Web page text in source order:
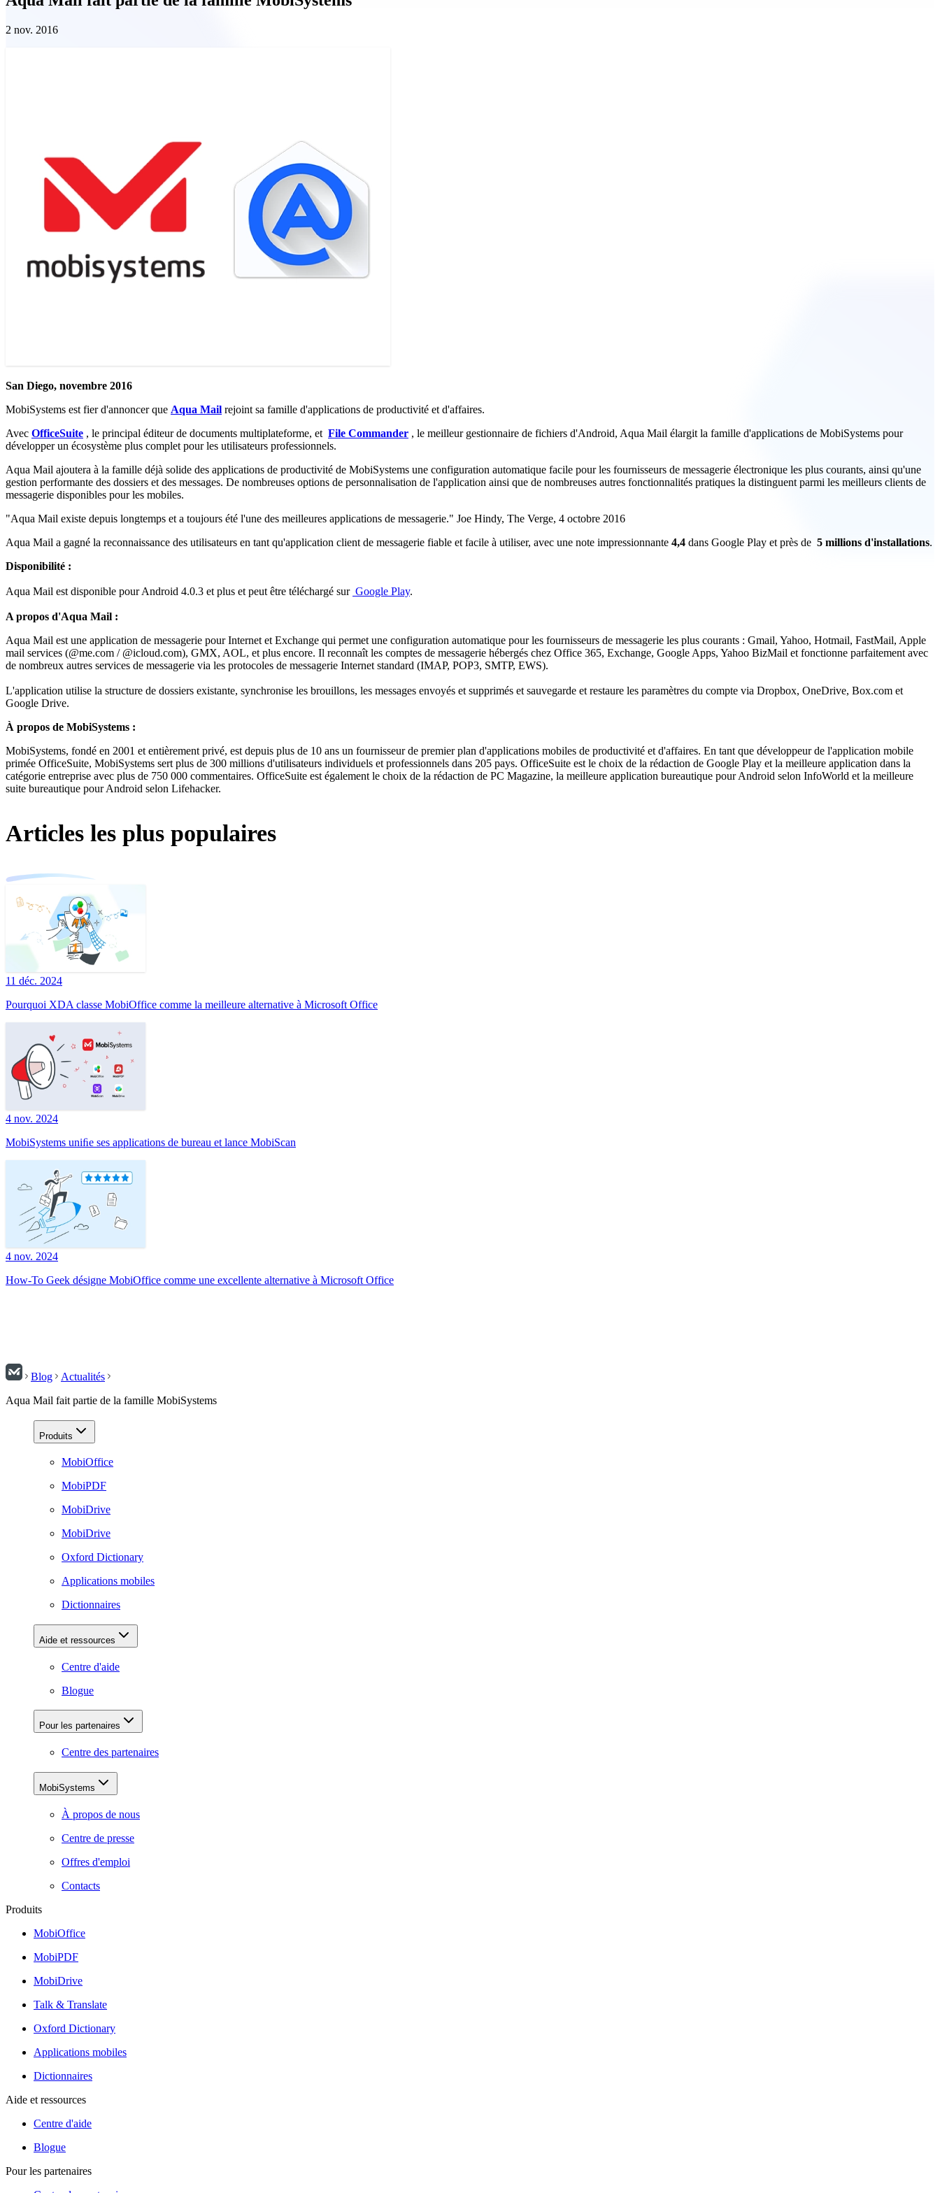
2 nov. 2016
San Diego, novembre 2016
MobiSystems est fier d'annoncer que Aqua Mail rejoint sa famille d'applications de productivité et d'affaires.
Avec OfficeSuite , le principal éditeur de documents multiplateforme, et File Commander , le meilleur gestionnaire de fichiers d'Android, Aqua Mail élargit la famille d'applications de MobiSystems pour
développer un écosystème plus complet pour les utilisateurs professionnels.
Aqua Mail ajoutera à la famille déjà solide des applications de productivité de MobiSystems une configuration automatique facile pour les fournisseurs de messagerie électronique les plus courants, ainsi qu'une
gestion performante des dossiers et des messages. De nombreuses options de personnalisation de l'application ainsi que de nombreuses autres fonctionnalités pratiques la distinguent parmi les meilleurs clients de
messagerie disponibles pour les mobiles.
"Aqua Mail existe depuis longtemps et a toujours été l'une des meilleures applications de messagerie." Joe Hindy, The Verge, 4 octobre 2016
Aqua Mail a gagné la reconnaissance des utilisateurs en tant qu'application client de messagerie fiable et facile à utiliser, avec une note impressionnante 4,4 dans Google Play et près de 5 millions d'installations.
Disponibilité :
Aqua Mail est disponible pour Android 4.0.3 et plus et peut être téléchargé sur Google Play.
A propos d'Aqua Mail :
Aqua Mail est une application de messagerie pour Internet et Exchange qui permet une configuration automatique pour les fournisseurs de messagerie les plus courants : Gmail, Yahoo, Hotmail, FastMail, Apple
mail services (@me.com / @icloud.com), GMX, AOL, et plus encore. Il reconnaît les comptes de messagerie hébergés chez Office 365, Exchange, Google Apps, Yahoo BizMail et fonctionne parfaitement avec
de nombreux autres services de messagerie via les protocoles de messagerie Internet standard (IMAP, POP3, SMTP, EWS).
L'application utilise la structure de dossiers existante, synchronise les brouillons, les messages envoyés et supprimés et sauvegarde et restaure les paramètres du compte via Dropbox, OneDrive, Box.com et
Google Drive.
À propos de MobiSystems :
MobiSystems, fondé en 2001 et entièrement privé, est depuis plus de 10 ans un fournisseur de premier plan d'applications mobiles de productivité et d'affaires. En tant que développeur de l'application mobile
primée OfficeSuite, MobiSystems sert plus de 300 millions d'utilisateurs individuels et professionnels dans 205 pays. OfficeSuite est le choix de la rédaction de Google Play et la meilleure application dans la
catégorie entreprise avec plus de 750 000 commentaires. OfficeSuite est également le choix de la rédaction de PC Magazine, la meilleure application bureautique pour Android selon InfoWorld et la meilleure
suite bureautique pour Android selon Lifehacker.
Articles les plus populaires
11 déc. 2024
Pourquoi XDA classe MobiOffice comme la meilleure alternative à Microsoft Office
4 nov. 2024
MobiSystems uniﬁe ses applications de bureau et lance MobiScan
4 nov. 2024
How-To Geek désigne MobiOffice comme une excellente alternative à Microsoft Office
Blog
Actualités
Aqua Mail fait partie de la famille MobiSystems
Produits
MobiOffice
MobiPDF
MobiDrive
MobiDrive
Oxford Dictionary
Applications mobiles
Dictionnaires
Aide et ressources
Centre d'aide
Blogue
Pour les partenaires
Centre des partenaires
MobiSystems
À propos de nous
Centre de presse
Offres d'emploi
Contacts
Produits
MobiOffice
MobiPDF
MobiDrive
Talk & Translate
Oxford Dictionary
Applications mobiles
Dictionnaires
Aide et ressources
Centre d'aide
Blogue
Pour les partenaires